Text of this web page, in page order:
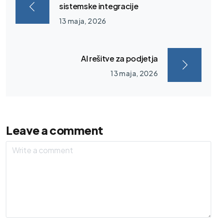
sistemske integracije
13 maja, 2026
AI rešitve za podjetja
13 maja, 2026
Leave a comment